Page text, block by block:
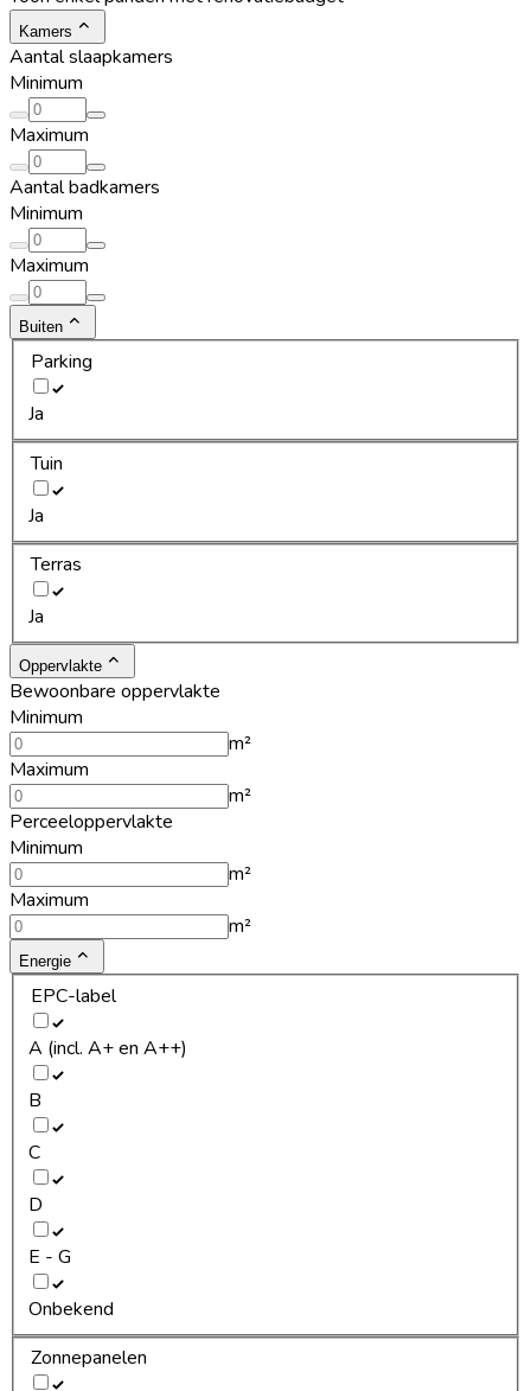
Kamers
Aantal slaapkamers
Minimum
Maximum
Aantal badkamers
Minimum
Maximum
Buiten
Parking
Ja
Tuin
Ja
Terras
Ja
Oppervlakte
Bewoonbare oppervlakte
Minimum
m²
Maximum
m²
Perceeloppervlakte
Minimum
m²
Maximum
m²
Energie
EPC-label
A (incl. A+ en A++)
B
C
D
E - G
Onbekend
Zonnepanelen